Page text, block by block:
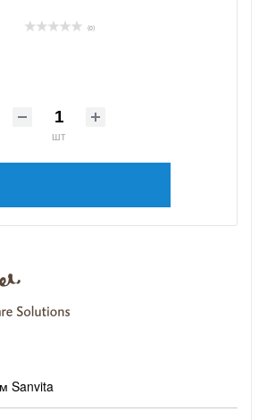
(0)
шт
Sanvita